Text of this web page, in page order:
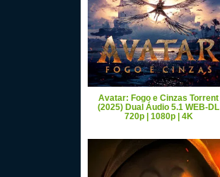
Avatar: Fogo e Cinzas Torrent
(2025) Dual Áudio 5.1 WEB-DL
720p | 1080p | 4K